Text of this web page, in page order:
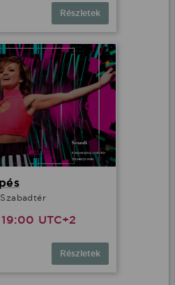
Részletek
UTC+2
Részletek